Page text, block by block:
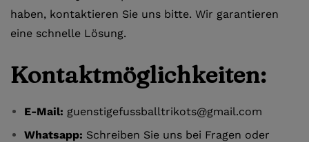
haben, kontaktieren Sie uns bitte. Wir garantieren
eine schnelle Lösung.
Kontaktmöglichkeiten:
E-Mail: guenstigefussballtrikots@gmail.com
Whatsapp: Schreiben Sie uns bei Fragen oder